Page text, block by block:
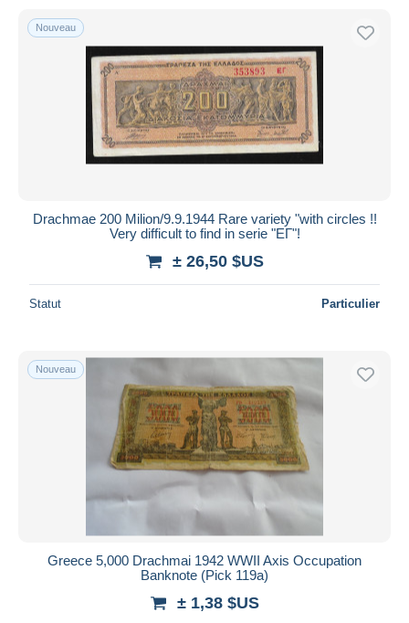
Nouveau
Drachmae 200 Milion/9.9.1944 Rare variety "with circles !!
Very difficult to find in serie "EΓ"!
± 26,50 $US
Statut Particulier
Nouveau
Greece 5,000 Drachmai 1942 WWII Axis Occupation
Banknote (Pick 119a)
± 1,38 $US